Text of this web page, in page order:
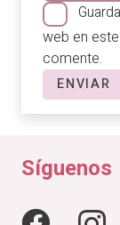
web en
comente.
Síguenos